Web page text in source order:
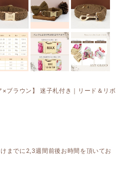
ブラウン】 迷子札付き｜リード＆リボ
までに2,3週間前後お時間を頂いてお